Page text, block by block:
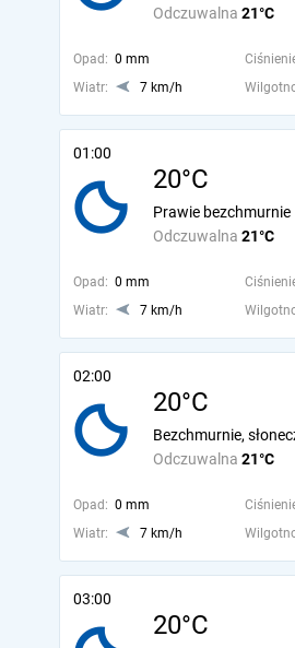
Odczuwalna 21°C
Opad: 0 mm
Wiatr:
7 km/h
01:00
20°C
Odczuwalna 21°C
Prawie bezchmurnie
Opad: 0 mm
Wiatr:
7 km/h
02:00
20°C
Odczuwalna 21°C
Bezchmurnie,
Opad: 0 mm
Wiatr:
7 km/h
03:00
20°C